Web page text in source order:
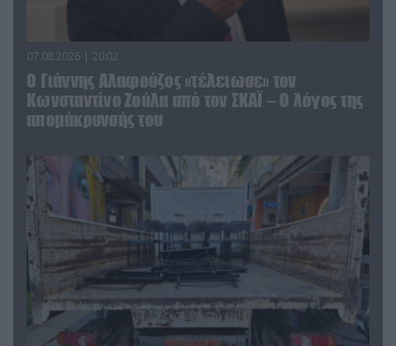
07.08.2026 | 20:02
Ο Γιάννης Αλαφούζος «τέλειωσε» τον
Κωνσταντίνο Ζούλα από τον ΣΚΑΪ – Ο λόγος της
απομάκρυνσής του